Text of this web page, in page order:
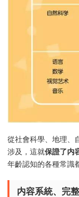
從社會科學、地理、
涉及，這就保證了内
年齡認知的各種常識
内容系統、完